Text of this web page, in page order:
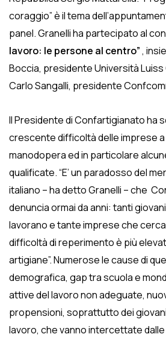
coraggio” è il tema
panel.Granelli ha partecipato al
lavoro: le persone al centro”,
Boccia, presidente Università Luiss
Carlo Sangalli, presidente
Il Presidente di Confartigianato ha
crescente difficoltà delle imprese
manodopera ed in particolare
qualificate. “E’ un paradosso del
italiano – ha detto Granelli – che
denuncia ormai da anni: tanti
lavorano e tante imprese che
difficoltà di reperimento è più
artigiane”. Numerose le cause di
demografica, gap tra scuola e
attive del lavoro non adeguate,
propensioni, soprattutto dei
lavoro, che vanno intercettate